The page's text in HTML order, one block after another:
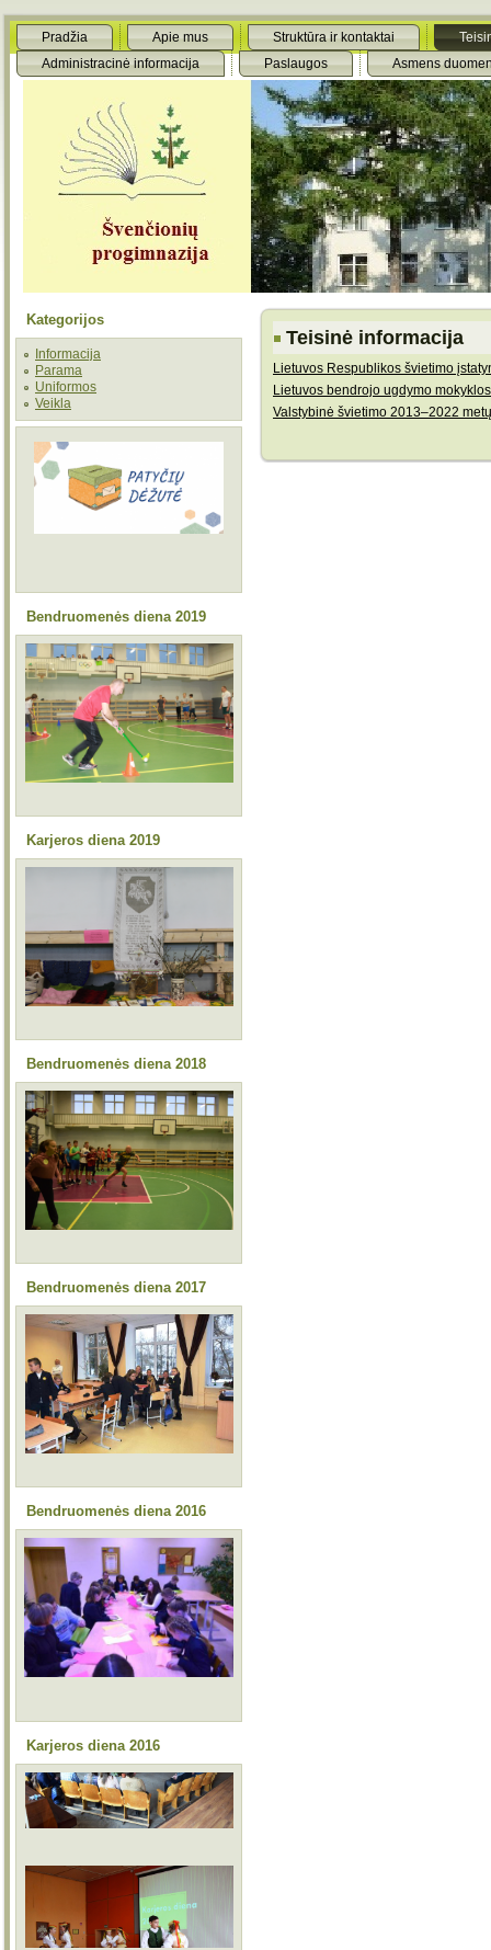
Pradžia Apie mus Struktūra ir kontaktai
Administracinė informacija
Paslaugos Asmens
Kategorijos
Informacija
Parama
Uniformos
Veikla
Bendruomenės diena 2019
Karjeros diena 2019
Bendruomenės diena 2018
Bendruomenės diena 2017
Bendruomenės diena 2016
Karjeros diena 2016
Teisinė informacija
Lietuvos Respublikos švietimo
Lietuvos bendrojo ugdymo
Valstybinė švietimo 2013–2022